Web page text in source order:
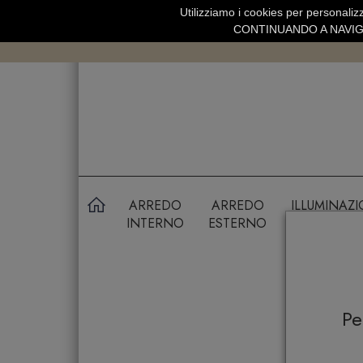
SPEDIZIONE GRATUITA SOPRA 99
ARREDO
INTERNO
ARREDO
ESTERNO
Utilizziamo i cookies per
CONTINUANDO A